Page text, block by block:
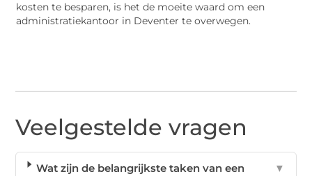
kosten te besparen, is het de moeite waard om een
administratiekantoor in Deventer te overwegen.
Veelgestelde vragen
Wat zijn de belangrijkste taken van een
▼